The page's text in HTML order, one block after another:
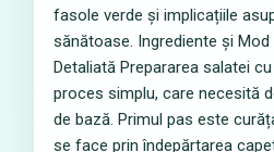
fasole verde și implicațiile
sănătoase. Ingrediente și Mod
Detaliată Prepararea salatei
proces simplu, care necesită
de bază. Primul pas este
se face prin îndepărtarea